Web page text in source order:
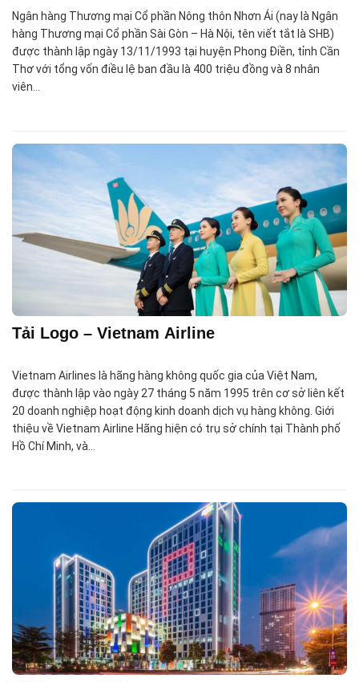
Ngân hàng Thương mại Cổ phần Nông thôn Nhơn Ái (nay là Ngân
hàng Thương mại Cổ phần Sài Gòn – Hà Nội, tên viết tắt là SHB)
được thành lập ngày 13/11/1993 tại huyện Phong Điền, tỉnh Cần
Thơ với tổng vốn điều lệ ban đầu là 400 triệu đồng và 8 nhân
viên…
Tải Logo – Vietnam Airline
Vietnam Airlines là hãng hàng không quốc gia của Việt Nam,
được thành lập vào ngày 27 tháng 5 năm 1995 trên cơ sở liên kết
20 doanh nghiệp hoạt động kinh doanh dịch vụ hàng không. Giới
thiệu về Vietnam Airline Hãng hiện có trụ sở chính tại Thành phố
Hồ Chí Minh, và…